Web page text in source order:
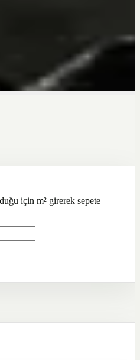
için m² girerek sepete